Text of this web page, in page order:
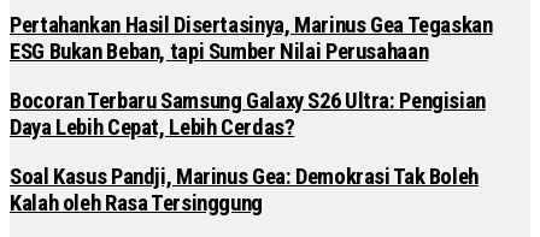
Pertahankan Hasil Disertasinya, Marinus Gea Tegaskan
ESG Bukan Beban, tapi Sumber Nilai Perusahaan
Bocoran Terbaru Samsung Galaxy S26 Ultra: Pengisian
Daya Lebih Cepat, Lebih Cerdas?
Soal Kasus Pandji, Marinus Gea: Demokrasi Tak Boleh
Kalah oleh Rasa Tersinggung